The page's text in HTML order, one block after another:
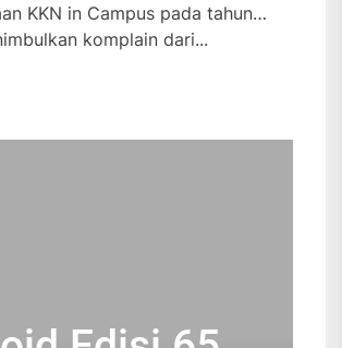
KKN in Campus pada tahun
komplain dari...